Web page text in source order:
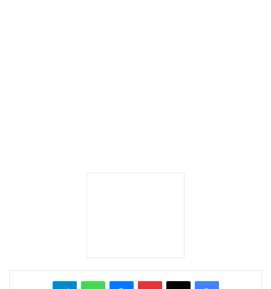
بينتيريست واتساب